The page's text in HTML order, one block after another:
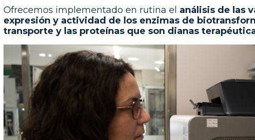
Ofrecemos implementado en rutina el análisis de las
expresión y actividad de los enzimas de
transporte y las proteínas que son dianas